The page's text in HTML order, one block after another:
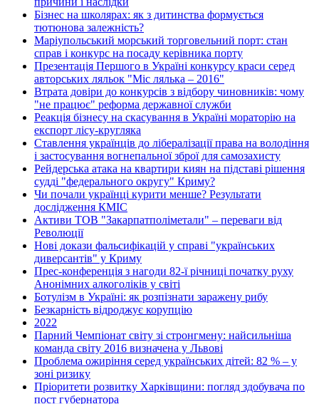
Бізнес на школярах: як з дитинства формується
тютюнова залежність?
Маріупольський морський торговельний порт: стан
справ і конкурс на посаду керівника порту
Презентація Першого в Україні конкурсу краси серед
авторських ляльок "Міс лялька – 2016"
Втрата довіри до конкурсів з відбору чиновників: чому
"не працює" реформа державної служби
Реакція бізнесу на скасування в Україні мораторію на
експорт лісу-кругляка
Ставлення українців до лібералізації права на володіння
і застосування вогнепальної зброї для самозахисту
Рейдерська атака на квартири киян на підставі рішення
судді "федерального округу" Криму?
Чи почали українці курити менше? Результати
дослідження КМІС
Активи ТОВ "Закарпатполіметали" – переваги від
Революції
Нові докази фальсифікацій у справі "українських
диверсантів" у Криму
Прес-конференція з нагоди 82-ї річниці початку руху
Анонімних алкоголіків у світі
Ботулізм в Україні: як розпізнати заражену рибу
Безкарність відроджує корупцію
2022
Парний Чемпіонат світу зі стронгмену: найсильніша
команда світу 2016 визначена у Львові
Проблема ожиріння серед українських дітей: 82 % – у
зоні ризику
Пріоритети розвитку Харківщини: погляд здобувача по
пост губернатора